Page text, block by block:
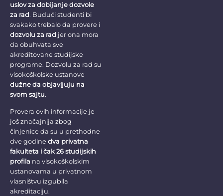
uslov za dobijanje dozvole
za rad . Budući studenti bi
svakako trebalo da provere i
dozvolu za rad jer ona mora
da obuhvata sve
akreditovane studijske
programe. Dozvolu za rad su
visokoškolske ustanove
dužne da objavljuju na
svom sajtu.
Provera ovih informacije je
još značajnija zbog
činjenice da su u prethodne
dve godine dva privatna
fakulteta i čak 26 studijskih
profila na visokoškolskim
ustanovama u privatnom
vlasništvu izgubila
akreditaciju.